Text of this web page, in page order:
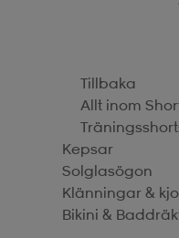
Tillbaka
Allt inom
Kepsar
Solglasögon
Klänningar &
Bikini &